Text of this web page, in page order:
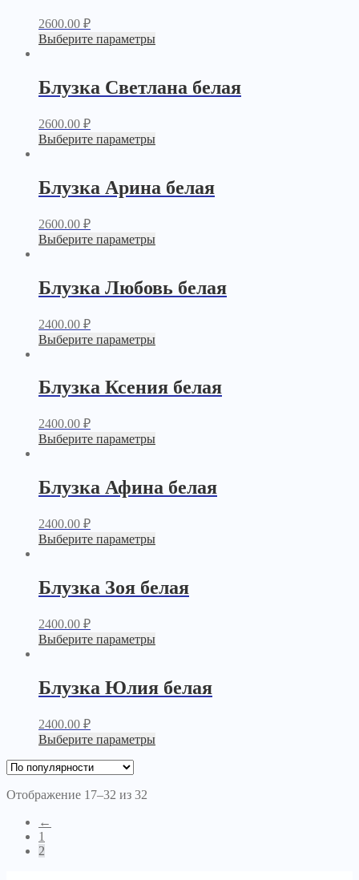
2600.00 ₽
Выберите параметры
Блузка Светлана белая
2600.00 ₽
Выберите параметры
Блузка Арина белая
2600.00 ₽
Выберите параметры
Блузка Любовь белая
2400.00 ₽
Выберите параметры
Блузка Ксения белая
2400.00 ₽
Выберите параметры
Блузка Афина белая
2400.00 ₽
Выберите параметры
Блузка Зоя белая
2400.00 ₽
Выберите параметры
Блузка Юлия белая
2400.00 ₽
Выберите параметры
Отображение 17–32 из 32
←
1
2